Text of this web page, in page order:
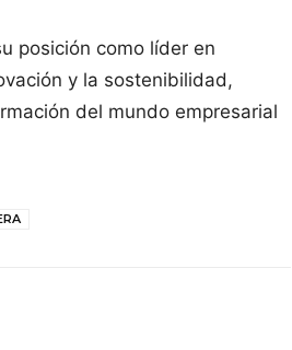
posición como líder en
y la sostenibilidad,
del mundo empresarial